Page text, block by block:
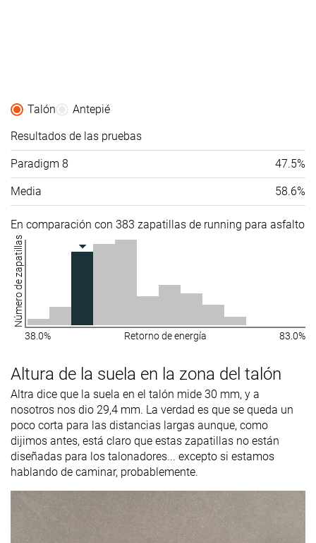
Talón
Antepié
Resultados de las pruebas
Paradigm 8 47.5%
Media 58.6%
En comparación con 383 zapatillas de running para asfalto
Número de zapatillas
38.0% Retorno de energía 83.0%
Altura de la suela en la zona del talón
Altra dice que la suela en el talón mide 30 mm, y a
nosotros nos dio 29,4 mm. La verdad es que se queda un
poco corta para las distancias largas aunque, como
dijimos antes, está claro que estas zapatillas no están
diseñadas para los talonadores... excepto si estamos
hablando de caminar, probablemente.